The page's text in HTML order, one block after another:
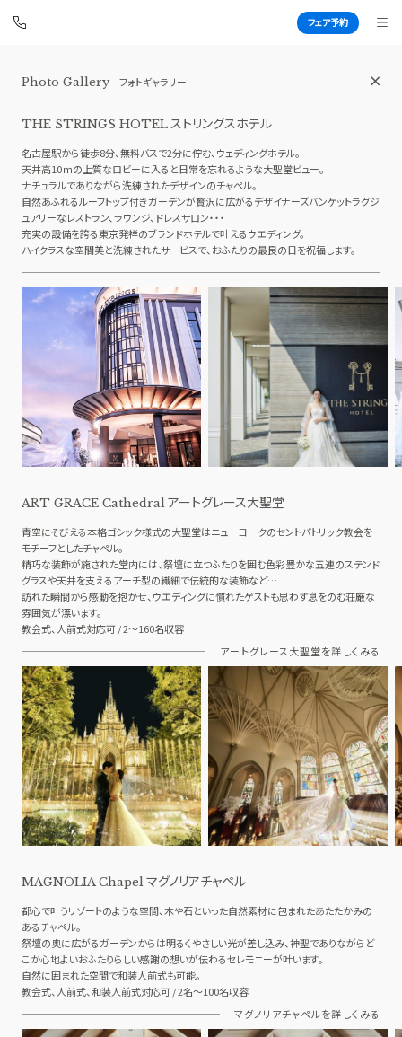
フェア予約
ストリングスホテル NAGOYA
TOP
トップ
BRIDAL FAIR
ブライダルフェア
FAIR CAMPAIGN WEDDING REPORT
PHOTO GALLERY
フォトギャラリー
PLAN
CEREMONY PARTY
CUISINE
料理
SMALL WEDDING
少人数ウエディング
CONCEPT
コンセプト
ACCESS GUEST
QA
よくあるご質問 お手伝い
資料請求 お問い合わせ
Photo Gallery フォトギャラリー
THE STRINGS HOTELストリングスホテル
名古屋駅から徒歩8分、無料バスで2分に佇む、ウェディングホテル。
天井高10ｍの上質なロビーに入ると日常を忘れるような大聖堂ビュー。
ナチュラルでありながら洗練されたデザインのチャペル。
自然あふれるルーフトップ付きガーデンが贅沢に広がるデザイナーズバンケットラグジ
ュアリーなレストラン、ラウンジ、ドレスサロン・・・
充実の設備を誇る東京発祥のブランドホテルで叶えるウエディング。
ハイクラスな空間美と洗練されたサービスで、おふたりの最良の日を祝福します。
ART GRACE Cathedralアートグレース大聖堂
青空にそびえる本格ゴシック様式の大聖堂はニューヨークのセントパトリック教会を
モチーフとしたチャペル。
精巧な装飾が施された堂内には、祭壇に立つふたりを囲む色彩豊かな五連のステンド
グラスや天井を支えるアーチ型の繊細で伝統的な装飾など…
訪れた瞬間から感動を抱かせ、ウエディングに慣れたゲストも思わず息をのむ荘厳な
雰囲気が漂います。
教会式、人前式対応可 / 2～160名収容
アートグレース大聖堂を詳しくみる
MAGNOLIA Chapelマグノリアチャペル
都心で叶うリゾートのような空間、木や石といった自然素材に包まれたあたたかみの
あるチャペル。
祭壇の奥に広がるガーデンからは明るくやさしい光が差し込み、神聖でありながらど
こか心地よいおふたりらしい感謝の想いが伝わるセレモニーが叶います。
自然に囲まれた空間で和装人前式も可能。
教会式、人前式、和装人前式対応可 / 2名～100名収容
マグノリアチャペルを詳しくみる